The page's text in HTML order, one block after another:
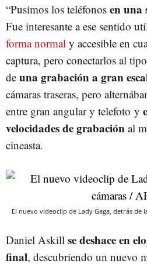
“Pusimos los teléfonos en una
Fue interesante a ese sentido
forma normal y accesible en
captura, pero conectarlos al
de una grabación a gran
cámaras traseras, pero
entre gran angular y telefoto y
velocidades de grabación al
cineasta.
El nuevo videoclip de Lady Gaga, detrás de
Daniel Askill se deshace en
final, descubriendo un nuevo